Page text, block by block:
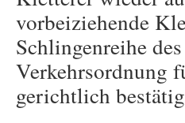
vorbeiziehende
Schlingenreihe
Verkehrsordnung
gerichtlich